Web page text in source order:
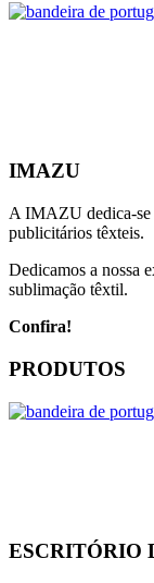
IMAZU
A IMAZU dedica-se
publicitários têxteis.
Dedicamos a nossa
sublimação têxtil.
Confira!
PRODUTOS
ESCRITÓRIO